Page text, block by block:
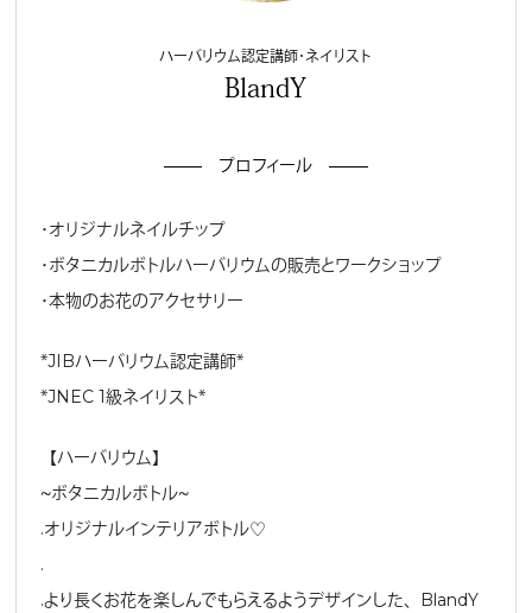
ハーバリウム認定講師・ネイリスト
BlandY
プロフィール
・オリジナルネイルチップ
・ボタニカルボトルハーバリウムの販売とワークショップ
・本物のお花のアクセサリー
＊JIBハーバリウム認定講師＊
＊JNEC 1級ネイリスト＊
【ハーバリウム】
〜ボタニカルボトル〜
.オリジナルインテリアボトル♡
.
.より長くお花を楽しんでもらえるようデザインした、BlandY